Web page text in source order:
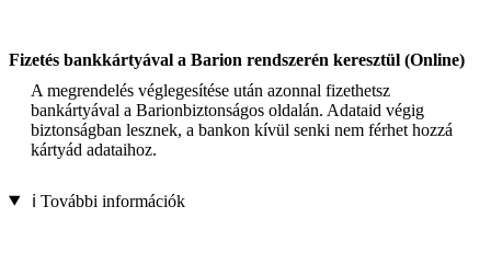
Fizetés bankkártyával a Barion rendszerén keresztül (Online)
A megrendelés véglegesítése után azonnal fizethetsz
bankártyával a Barionbiztonságos oldalán. Adataid végig
biztonságban lesznek, a bankon kívül senki nem férhet hozzá
kártyád adataihoz.
ℹ️ További információk